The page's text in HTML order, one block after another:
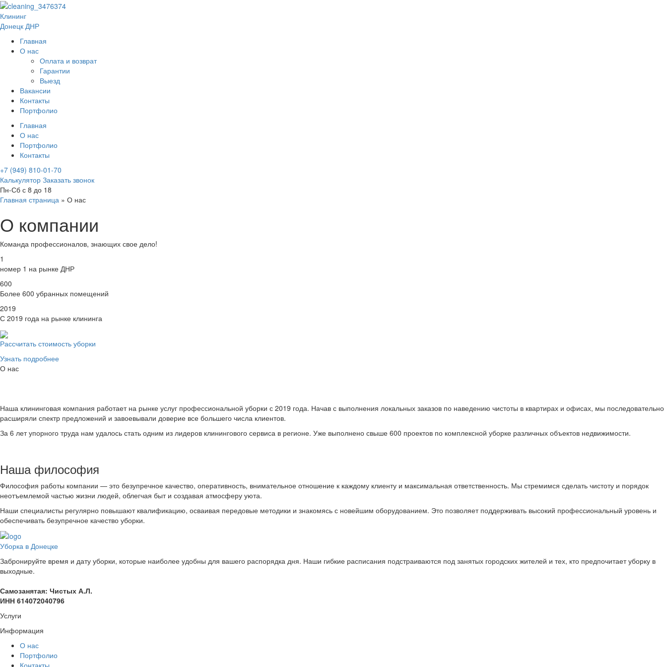
Клининг
Донецк ДНР
Главная
О нас
Оплата и возврат
Гарантии
Выезд
Вакансии
Контакты
Портфолио
Главная
О нас
Портфолио
Контакты
+7 (949) 810-01-70
Калькулятор Заказать звонок
Пн-Сб с 8 до 18
Главная страница » О нас
О компании
Команда профессионалов, знающих свое дело!
1
номер 1 на рынке ДНР
600
Более 600 убранных помещений
2019
С 2019 года на рынке клининга
Рассчитать стоимость уборки
Узнать подробнее
О нас
Наша клининговая компания работает на рынке услуг профессиональной уборки с 2019 года. Начав с выполнения локальных заказов по наведению чистоты в квартирах и офисах, мы последовательно
расширяли спектр предложений и завоевывали доверие все большего числа клиентов.
За 6 лет упорного труда нам удалось стать одним из лидеров клинингового сервиса в регионе. Уже выполнено свыше 600 проектов по комплексной уборке различных объектов недвижимости.
Наша философия
Философия работы компании — это безупречное качество, оперативность, внимательное отношение к каждому клиенту и максимальная ответственность. Мы стремимся сделать чистоту и порядок
неотъемлемой частью жизни людей, облегчая быт и создавая атмосферу уюта.
Наши специалисты регулярно повышают квалификацию, осваивая передовые методики и знакомясь с новейшим оборудованием. Это позволяет поддерживать высокий профессиональный уровень и
обеспечивать безупречное качество уборки.
Уборка в Донецке
Забронируйте время и дату уборки, которые наиболее удобны для вашего распорядка дня. Наши гибкие расписания подстраиваются под занятых городских жителей и тех, кто предпочитает уборку в
выходные.
Самозанятая: Чистых А.Л.
ИНН 614072040796
Услуги
Информация
О нас
Портфолио
Контакты